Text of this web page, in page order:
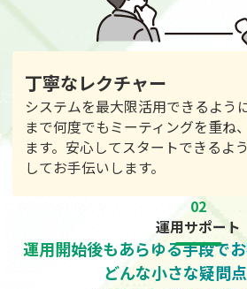
丁寧なレクチャー
システムを最大限活用できるよう
まで何度でもミーティングを重ね
ます。安心してスタートできるよ
してお手伝いします。
02
運用サポート
運用開始後もあらゆる手段で
どんな小さな疑問点